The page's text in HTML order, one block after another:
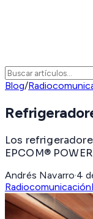
Blog/
Los
EPCOM®
Andrés Navarro·4
Radiocomunicación